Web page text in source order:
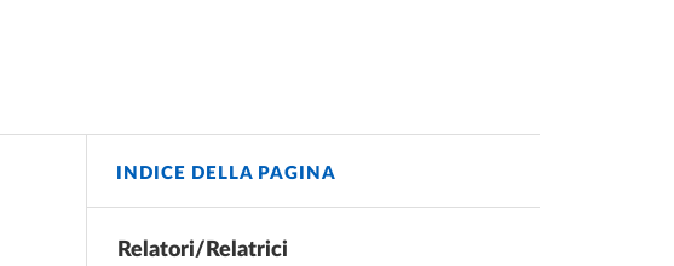
INDICE DELLA PAGINA
Relatori/Relatrici